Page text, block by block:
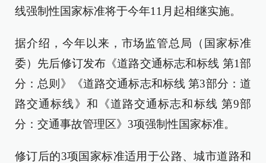
线强制性国家标准将于今年11月起相继实施。
据介绍，今年以来，市场监管总局（国家标准
委）先后修订发布《道路交通标志和标线 第1部
分：总则》《道路交通标志和标线 第3部分：道
路交通标线》和《道路交通标志和标线 第9部
分：交通事故管理区》3项强制性国家标准。
修订后的3项国家标准适用于公路、城市道路和